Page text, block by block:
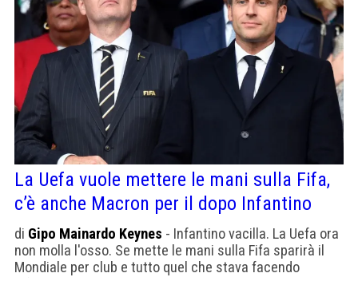
La Uefa vuole mettere le mani sulla Fifa,
c’è anche Macron per il dopo Infantino
di Gipo Mainardo Keynes - Infantino vacilla. La Uefa ora
non molla l'osso. Se mette le mani sulla Fifa sparirà il
Mondiale per club e tutto quel che stava facendo